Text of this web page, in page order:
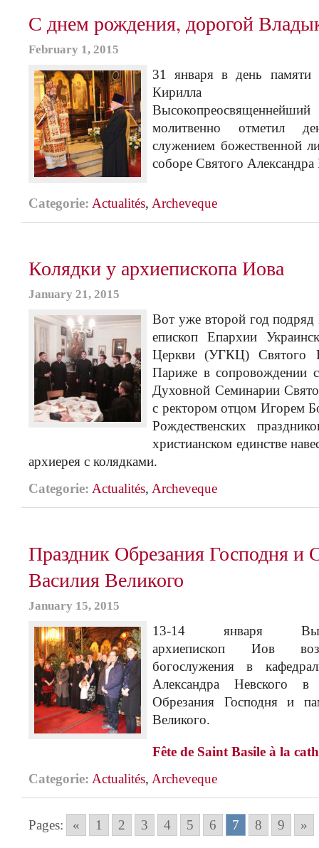
С днем рождения, дорогой
February 1, 2015
31 января в день памяти
Кирилла
молитвенно отметил
служением божественной
соборе Святого Александра
Categorie: Actualités, Archeveque
Колядки у архиепископа Иова
January 21, 2015
Вот уже второй год
епископ Епархии
Церкви (УГКЦ) Святого
Париже в сопровождении
Духовной Семинарии
с ректором отцом Игорем
Рождественских
христианском единстве
архиерея с колядками.
Categorie: Actualités, Archeveque
Праздник Обрезания Господня и
Василия Великого
January 15, 2015
13-14 января
архиепископ Иов
богослужения в
Александра Невского
Обрезания Господня и
Великого.
Fête de Saint Basile à la
Categorie: Actualités, Archeveque
Pages: « 1 2 3 4 5 6 7 8 9 »